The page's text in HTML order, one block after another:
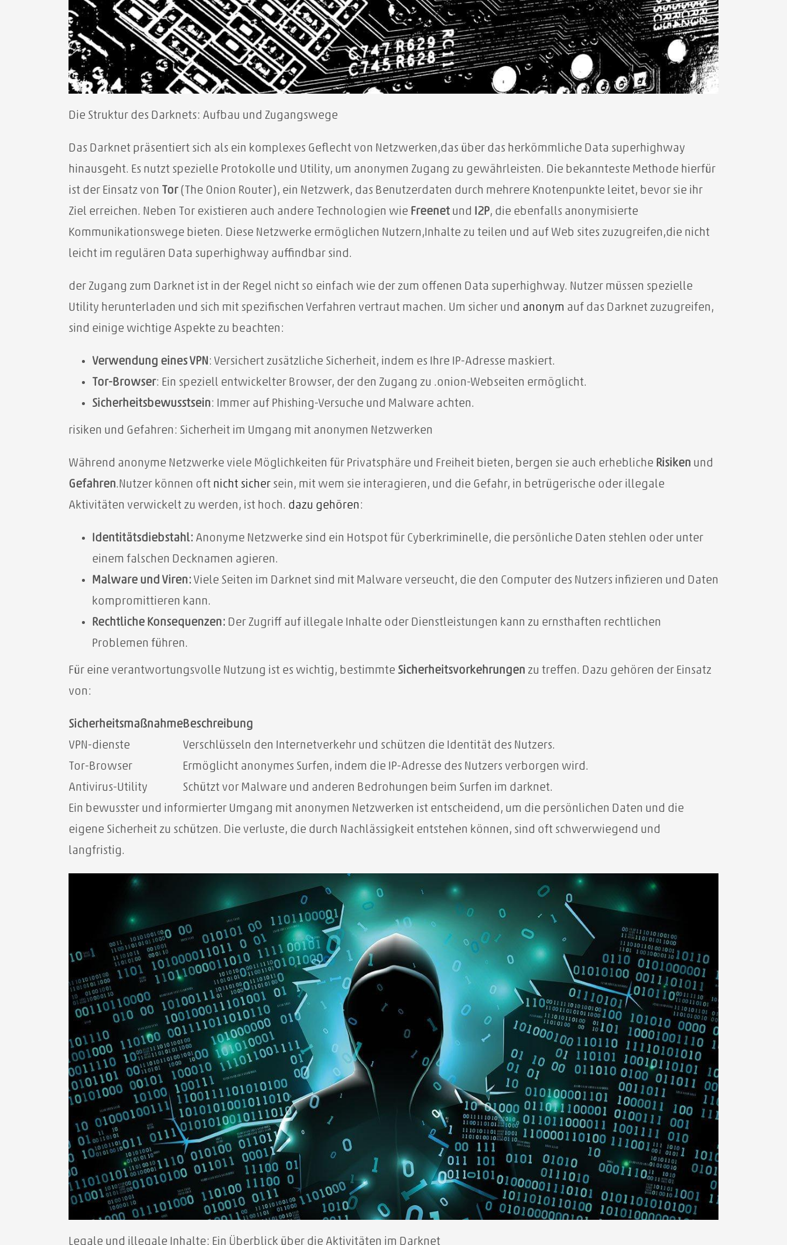
Die Struktur des Darknets: Aufbau und Zugangswege
Das Darknet präsentiert sich als ein komplexes Geflecht von Netzwerken,das über das herkömmliche Data superhighway
hinausgeht. Es nutzt spezielle Protokolle und Utility, um anonymen Zugang zu gewährleisten. Die bekannteste Methode hierfür
ist der Einsatz von Tor(The Onion Router), ein Netzwerk, das Benutzerdaten durch mehrere Knotenpunkte leitet, bevor sie ihr
Ziel erreichen. Neben Tor existieren auch andere Technologien wie Freenet und I2P, die ebenfalls anonymisierte
Kommunikationswege bieten. Diese Netzwerke ermöglichen Nutzern,Inhalte zu teilen und auf Web sites zuzugreifen,die nicht
leicht im regulären Data superhighway auffindbar sind.
der Zugang zum Darknet ist in der Regel nicht so einfach wie der zum offenen Data superhighway. Nutzer müssen spezielle
Utility herunterladen und sich mit spezifischen Verfahren vertraut machen. Um sicher und anonym auf das Darknet zuzugreifen,
sind einige wichtige Aspekte zu beachten:
Verwendung eines VPN: Versichert zusätzliche Sicherheit, indem es Ihre IP-Adresse maskiert.
Tor-Browser: Ein speziell entwickelter Browser, der den Zugang zu .onion-Webseiten ermöglicht.
Sicherheitsbewusstsein: Immer auf Phishing-Versuche und Malware achten.
risiken und Gefahren: Sicherheit im Umgang mit anonymen Netzwerken
Während anonyme Netzwerke viele Möglichkeiten für Privatsphäre und Freiheit bieten, bergen sie auch erhebliche Risiken und
Gefahren.Nutzer können oft nicht sicher sein, mit wem sie interagieren, und die Gefahr, in betrügerische oder illegale
Aktivitäten verwickelt zu werden, ist hoch. dazu gehören:
Identitätsdiebstahl: Anonyme Netzwerke sind ein Hotspot für Cyberkriminelle, die persönliche Daten stehlen oder unter
einem falschen Decknamen agieren.
Malware und Viren: Viele Seiten im Darknet sind mit Malware verseucht, die den Computer des Nutzers infizieren und Daten
kompromittieren kann.
Rechtliche Konsequenzen: Der Zugriff auf illegale Inhalte oder Dienstleistungen kann zu ernsthaften rechtlichen
Problemen führen.
Für eine verantwortungsvolle Nutzung ist es wichtig, bestimmte Sicherheitsvorkehrungen zu treffen. Dazu gehören der Einsatz
von:
SicherheitsmaßnahmeBeschreibung
VPN-dienste
Verschlüsseln den Internetverkehr und schützen die Identität des Nutzers.
Tor-Browser
Ermöglicht anonymes Surfen, indem die IP-Adresse des Nutzers verborgen wird.
Antivirus-Utility
Schützt vor Malware und anderen Bedrohungen beim Surfen im darknet.
Ein bewusster und informierter Umgang mit anonymen Netzwerken ist entscheidend, um die persönlichen Daten und die
eigene Sicherheit zu schützen. Die verluste, die durch Nachlässigkeit entstehen können, sind oft schwerwiegend und
langfristig.
Legale und illegale Inhalte: Ein Überblick über die Aktivitäten im Darknet